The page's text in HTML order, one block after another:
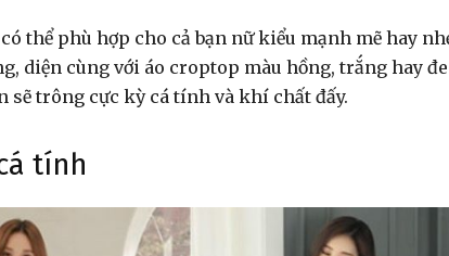
dân
thể phù hợp cho cả bạn nữ kiểu mạnh mẽ hay
diện cùng với áo croptop màu hồng, trắng hay
sẽ trông cực kỳ cá tính và khí chất đấy.
tính